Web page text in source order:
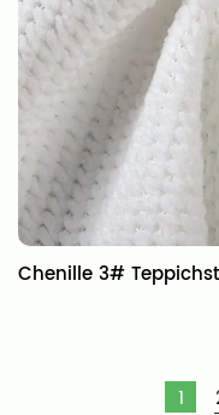
Chenille 3#
1